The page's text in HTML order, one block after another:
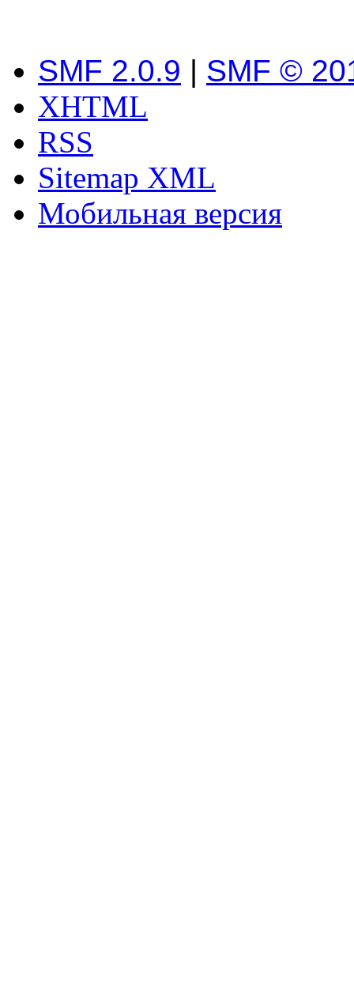
SMF 2.0.9 | SMF ©
XHTML
RSS
Sitemap XML
Мобильная версия